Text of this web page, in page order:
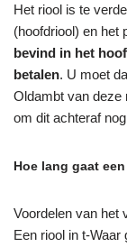
Het riool is te
(hoofdriool) en het
bevind in het
betalen. U moet
Oldambt van deze
om dit achteraf
Hoe lang gaat
Voordelen van het
Een riool in t-Waar